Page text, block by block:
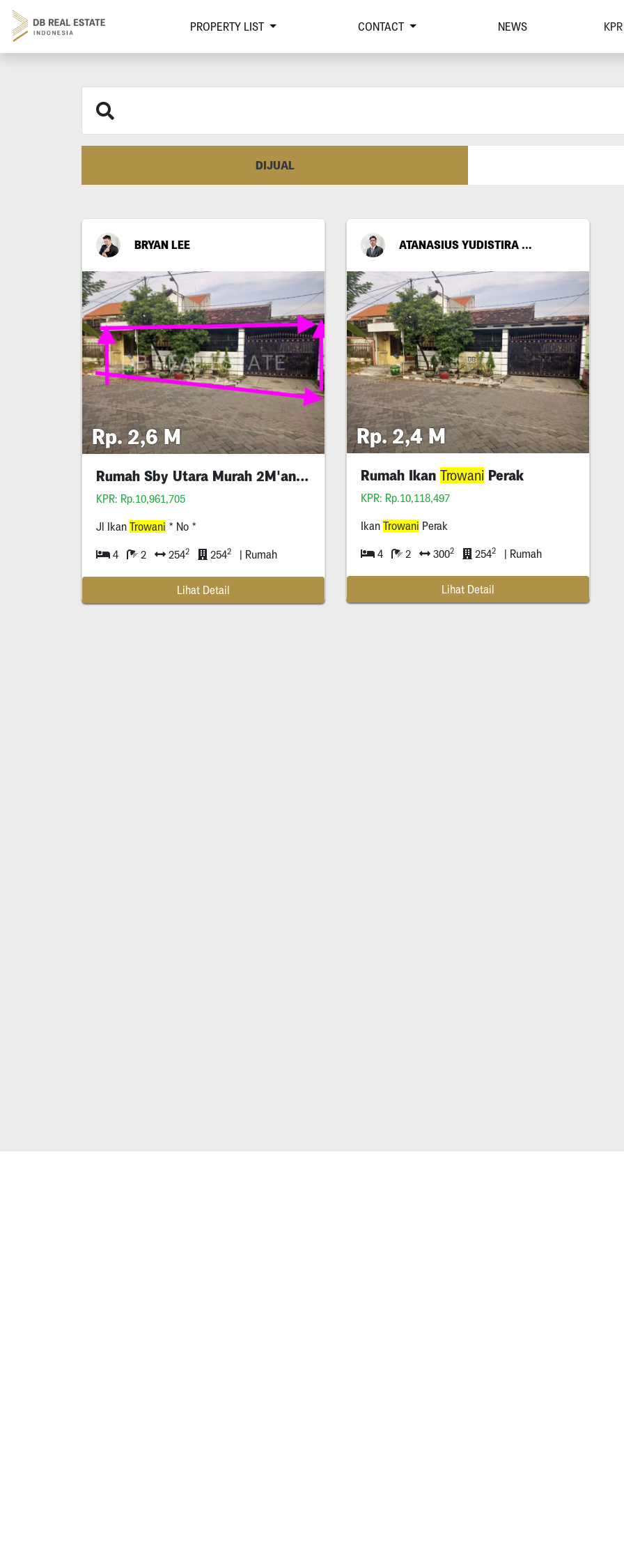
PROPERTY LIST CONTACT NEWS KPR
DIJUAL
BRYAN LEE
Rp. 2,6 M
Rumah Sby Utara Murah 2M'an Aja. Pasaran 3M
KPR: Rp.10,961,705
Jl Ikan Trowani * No *
4 2 2542 2542 | Rumah
Lihat Detail
ATANASIUS YUDISTIRA PUTRATAMA
Rp. 2,4 M
Rumah Ikan Trowani Perak
KPR: Rp.10,118,497
Ikan Trowani Perak
4 2 3002 2542 | Rumah
Lihat Detail